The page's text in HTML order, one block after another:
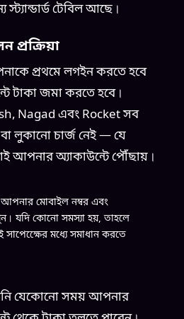
টেবিল আছে।
প্রক্রিয়া
প্রথমে লগইন করতে হবে
টাকা জমা করতে হবে।
Nagad এবং Rocket সব
লুকানো চার্জ নেই — যে
আপনার অ্যাকাউন্টে পৌঁছায়।
মোবাইল নম্বর এবং
যদি কোনো সমস্যা হয়, তাহলে
সাপেক্ষেের মধ্যে সমাধান করতে
যেকোনো সময় আপনার